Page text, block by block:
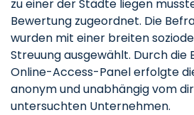
zu einer der Städte liegen
Bewertung zugeordnet. Die
wurden mit einer breiten
Streuung ausgewählt. Durch die
Online-Access-Panel erfolgte
anonym und unabhängig vom
untersuchten Unternehmen.